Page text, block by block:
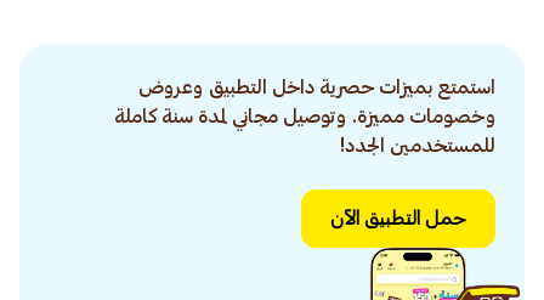
استمتع بميزات حصرية داخل التطبيق وعروض
وخصومات مميزة. وتوصيل مجاني لمدة سنة كاملة
للمستخدمين الجدد!
حمل التطبيق الآن